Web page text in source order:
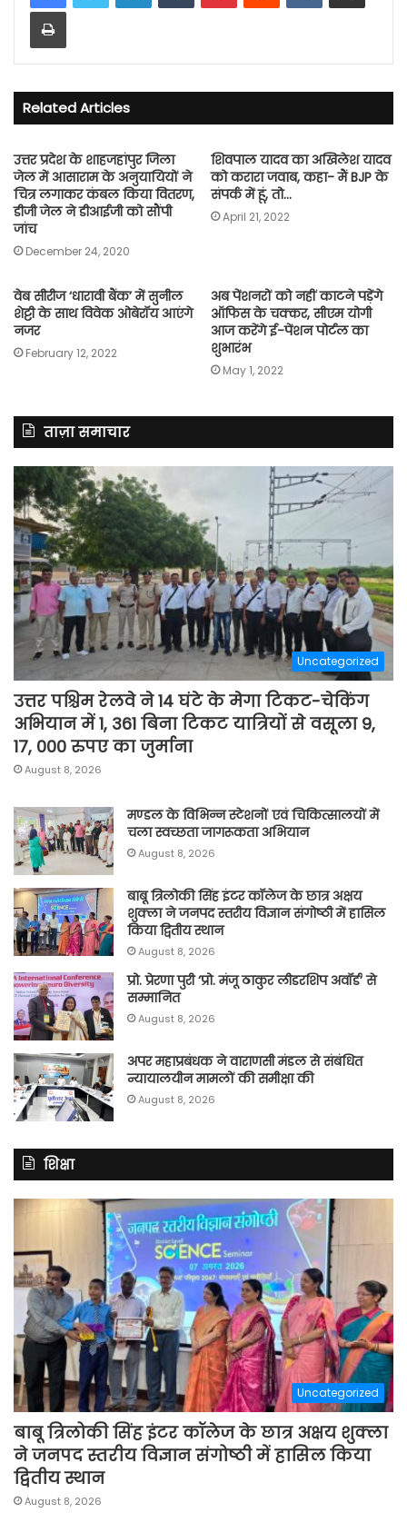
Print
Related Articles
उत्तर प्रदेश के शाहजहांपुर जिला
जेल में आसाराम के अनुयायियों ने
चित्र लगाकर कंबल किया वितरण,
डीजी जेल ने डीआईजी को सौंपी
जांच
December 24, 2020
शिवपाल यादव का अखिलेश यादव
को करारा जवाब, कहा- मैं BJP के
संपर्क में हूं, तो…
April 21, 2022
वेब सीरीज ‘धारावी बैंक’ में सुनील
शेट्टी के साथ विवेक ओबेरॉय आएंगे
नजर
February 12, 2022
अब पेंशनरों को नहीं काटने पड़ेंगे
ऑफिस के चक्कर, सीएम योगी
आज करेंगे ई-पेंशन पोर्टल का
शुभारंभ
May 1, 2022
ताज़ा समाचार
Uncategorized
उत्तर पश्चिम रेलवे ने 14 घंटे के मेगा टिकट-चेकिंग
अभियान में 1, 361 बिना टिकट यात्रियों से वसूला 9,
17, 000 रुपए का जुर्माना
August 8, 2026
मण्डल के विभिन्न स्टेशनों एवं चिकित्सालयों में
चला स्वच्छता जागरूकता अभियान
August 8, 2026
बाबू त्रिलोकी सिंह इंटर कॉलेज के छात्र अक्षय
शुक्ला ने जनपद स्तरीय विज्ञान संगोष्ठी में हासिल
किया द्वितीय स्थान
August 8, 2026
प्रो. प्रेरणा पुरी ‘प्रो. मंजू ठाकुर लीडरशिप अवॉर्ड’ से
सम्मानित
August 8, 2026
अपर महाप्रबंधक ने वाराणसी मंडल से संबंधित
न्यायालयीन मामलों की समीक्षा की
August 8, 2026
शिक्षा
Uncategorized
बाबू त्रिलोकी सिंह इंटर कॉलेज के छात्र अक्षय शुक्ला
ने जनपद स्तरीय विज्ञान संगोष्ठी में हासिल किया
द्वितीय स्थान
August 8, 2026